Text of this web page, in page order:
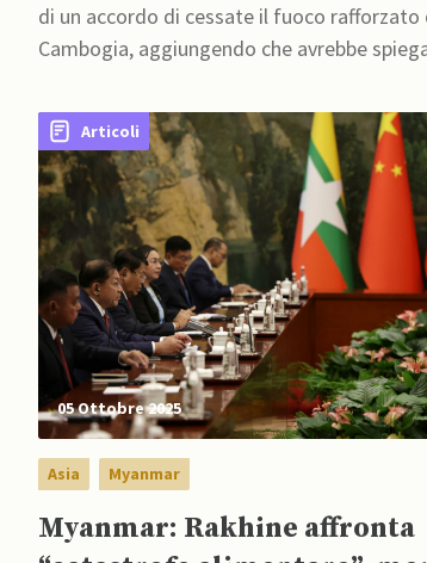
di un accordo di cessate il fuoco rafforzato
Cambogia, aggiungendo che avrebbe
Articoli
05 Ottobre 2025
Asia Myanmar
Myanmar: Rakhine affronta